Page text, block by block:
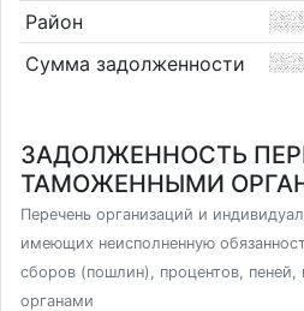
Район
Сумма задолженности
ЗАДОЛЖЕННОСТЬ
ТАМОЖЕННЫМИ
Перечень организаций и
имеющих неисполненную
сборов (пошлин), процентов,
органами